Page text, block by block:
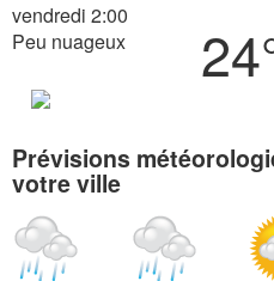
vendredi 2:00
Peu nuageux
Prévisions
votre ville